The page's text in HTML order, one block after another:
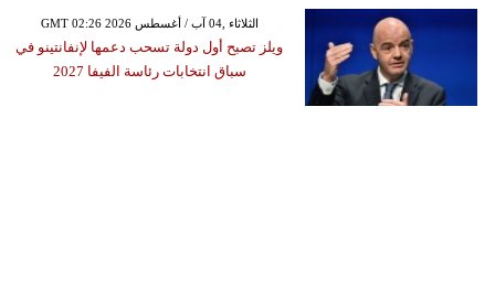
GMT 02:26 2026 الثلاثاء ,04 آب / أغسطس
ويلز تصبح أول دولة تسحب دعمها لإنفانتينو في
سباق انتخابات رئاسة الفيفا 2027